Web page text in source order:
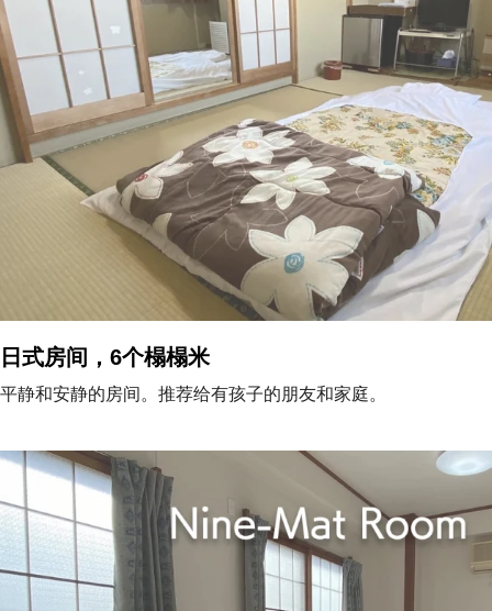
日式房间，6个榻榻米
平静和安静的房间。推荐给有孩子的朋友和家庭。